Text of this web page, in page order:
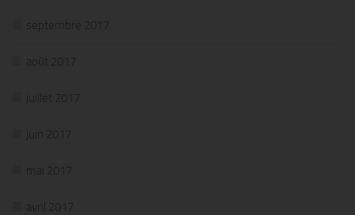
septembre 2017
août 2017
juillet 2017
juin 2017
mai 2017
avril 2017